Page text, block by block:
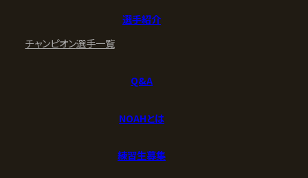
選手紹介
チャンピオン選手一覧
Q&A
NOAHとは
練習生募集